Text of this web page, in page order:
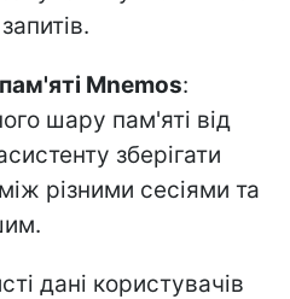
Mnemos:
шару пам'яті від
зберігати
різними сесіями та
дані користувачів